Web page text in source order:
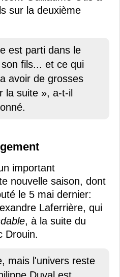
sur la deuxième
est parti dans le
fils... et ce qui
avoir de grosses
la suite », a-t-il
important
nouvelle saison, dont
le 5 mai dernier:
Laferrière, qui
, à la suite du
Drouin.
mais l'univers reste